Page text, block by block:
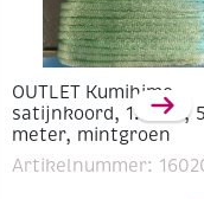
OUTLET Kumihimo
satijnkoord, 1.5mm,
meter, mintgroen
Artikelnummer: